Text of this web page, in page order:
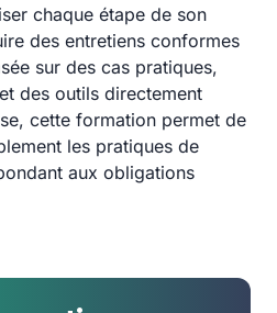
chaque étape de son
des entretiens conformes
sur des cas pratiques,
des outils directement
cette formation permet de
les pratiques de
aux obligations